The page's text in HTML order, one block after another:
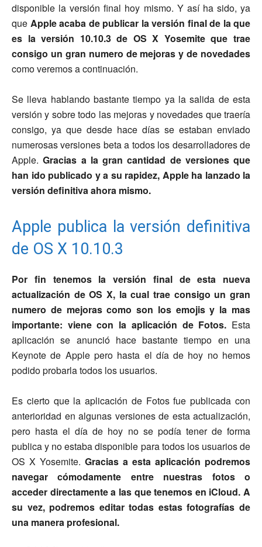
disponible la versión final hoy mismo. Y así ha sido, ya
que Apple acaba de publicar la versión final de la que
es la versión 10.10.3 de OS X Yosemite que trae
consigo un gran numero de mejoras y de novedades
como veremos a continuación.
Se lleva hablando bastante tiempo ya la salida de esta
versión y sobre todo las mejoras y novedades que traería
consigo, ya que desde hace días se estaban enviado
numerosas versiones beta a todos los desarrolladores de
Apple.Gracias a la gran cantidad de versiones que
han ido publicado y a su rapidez, Apple ha lanzado la
versión definitiva ahora mismo.
Apple publica la versión definitiva
de OS X 10.10.3
Por fin tenemos la versión final de esta nueva
actualización de OS X, la cual trae consigo un gran
numero de mejoras como son los emojis y la mas
importante: viene con la aplicación de Fotos. Esta
aplicación se anunció hace bastante tiempo en una
Keynote de Apple pero hasta el día de hoy no hemos
podido probarla todos los usuarios.
Es cierto que la aplicación de Fotos fue publicada con
anterioridad en algunas versiones de esta actualización,
pero hasta el día de hoy no se podía tener de forma
publica y no estaba disponible para todos los usuarios de
OS X Yosemite. Gracias a esta aplicación podremos
navegar cómodamente entre nuestras fotos o
acceder directamente a las que tenemos en iCloud. A
su vez, podremos editar todas estas fotografías de
una manera profesional.